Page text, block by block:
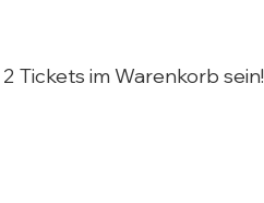
Tickets im Warenkorb sein!